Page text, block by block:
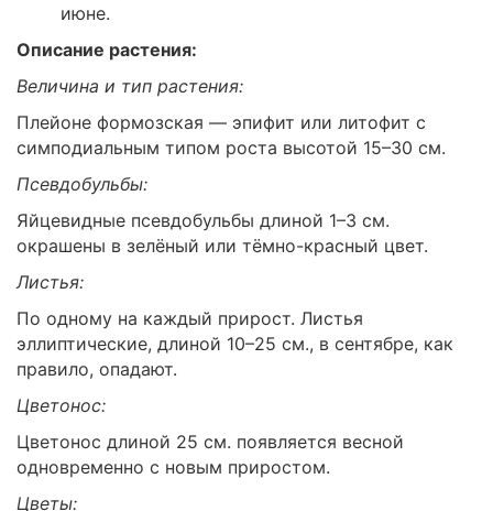
июне.
Описание растения:
Величина и тип растения:
Плейоне формозская — эпифит или литофит с
симподиальным типом роста высотой 15–30 см.
Псевдобульбы:
Яйцевидные псевдобульбы длиной 1–3 см.
окрашены в зелёный или тёмно-красный цвет.
Листья:
По одному на каждый прирост. Листья
эллиптические, длиной 10–25 см., в сентябре, как
правило, опадают.
Цветонос:
Цветонос длиной 25 см. появляется весной
одновременно с новым приростом.
Цветы: